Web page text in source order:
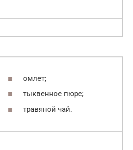
омлет;
тыквенное пюре;
травяной чай.